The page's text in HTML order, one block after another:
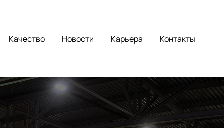
Качество Новости Карьера Контакты